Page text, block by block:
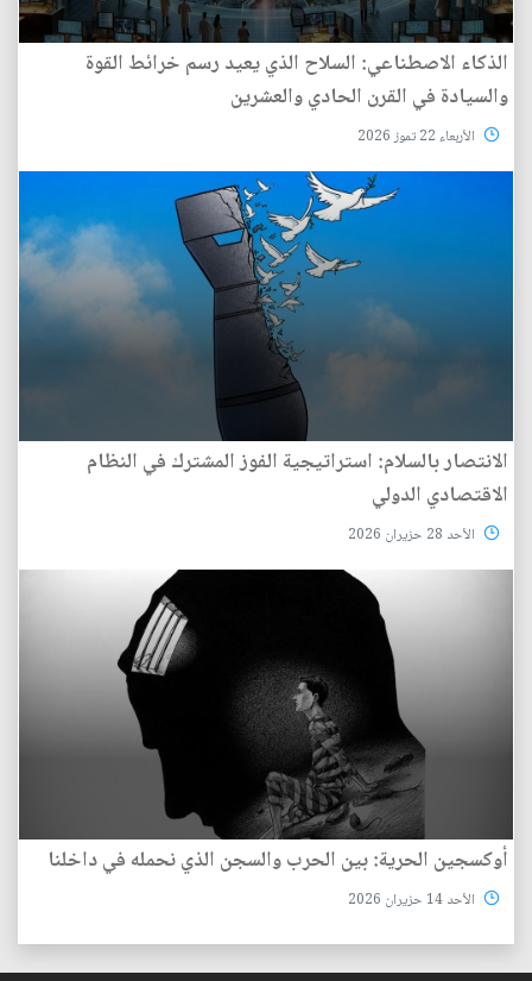
الذكاء الاصطناعي: السلاح الذي يعيد رسم خرائط القوة
والسيادة في القرن الحادي والعشرين
الأربعاء 22 تموز 2026
الانتصار بالسلام: استراتيجية الفوز المشترك في النظام
الاقتصادي الدولي
الأحد 28 حزيران 2026
أوكسجين الحرية: بين الحرب والسجن الذي نحمله في داخلنا
الأحد 14 حزيران 2026